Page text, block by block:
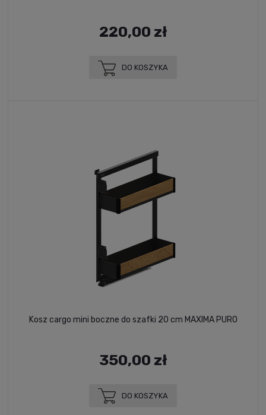
220,00 zł
DO KOSZYKA
Kosz cargo mini boczne do szafki 20 cm MAXIMA PURO
350,00 zł
DO KOSZYKA